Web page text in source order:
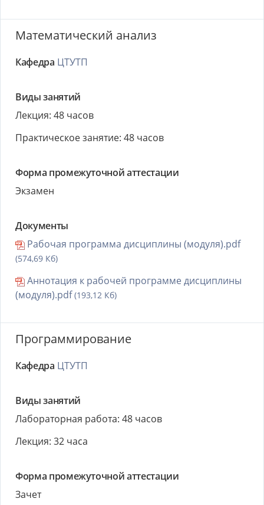
Математический анализ
Кафедра ЦТУТП
Виды занятий
Лекция: 48 часов
Практическое занятие: 48 часов
Форма промежуточной аттестации
Экзамен
Документы
Рабочая программа дисциплины (модуля).pdf
(574,69 Кб)
Аннотация к рабочей программе дисциплины
(модуля).pdf(193,12 Кб)
Программирование
Кафедра ЦТУТП
Виды занятий
Лабораторная работа: 48 часов
Лекция: 32 часа
Форма промежуточной аттестации
Зачет